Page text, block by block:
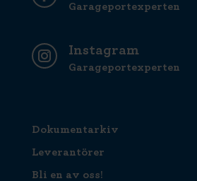
Garageportexperten
Instagram
Garageportexperten
Dokumentarkiv
Leverantörer
Bli en av oss!